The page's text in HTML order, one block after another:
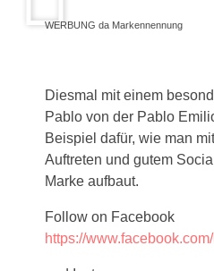
WERBUNG da Markennennung
Diesmal mit einem
Pablo von der Pablo
Beispiel dafür, wie man
Auftreten und gutem
Marke aufbaut.
Follow on Facebook
https://